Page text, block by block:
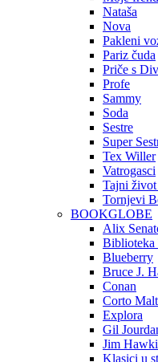
Nataša
Nova
Pakleni
Pariz čuda
Priče s
Profe
Sammy
Soda
Sestre
Super
Tex Willer
Vatrogasci
Tajni
Tornjevi
BOOKGLOBE
Alix
Biblioteka
Blueberry
Bruce J.
Conan
Corto
Explora
Gil
Jim
Klasici u